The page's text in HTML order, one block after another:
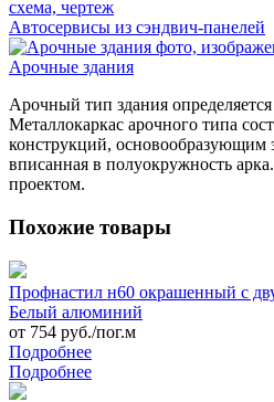
Автосервисы из сэндвич-панелей
Арочные здания
Арочный тип здания
Металлокаркас арочного типа
конcтрукций, основообразующим
вписанная в полуокружность
проектом.
Похожие товары
Профнастил н60 окрашенный с
Белый алюминий
от 754 руб./пог.м
Подробнее
Подробнее